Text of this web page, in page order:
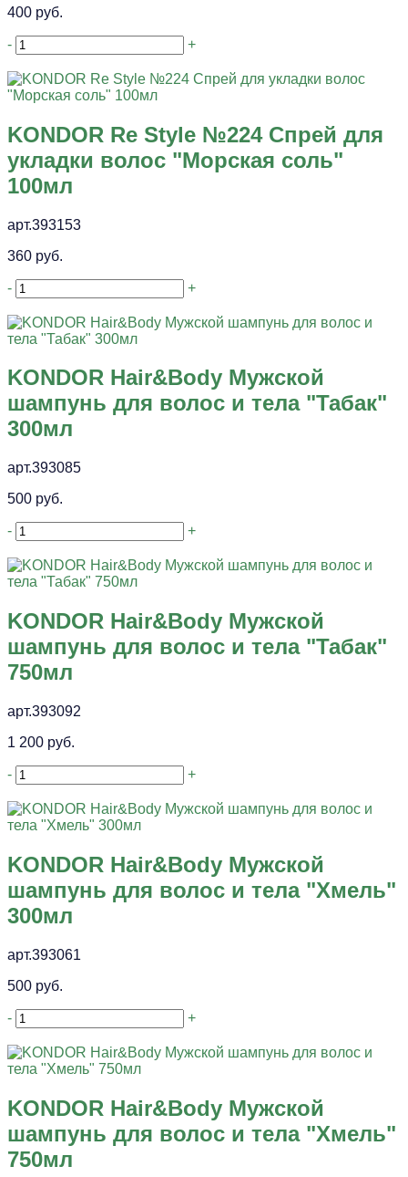
400 руб.
- +
KONDOR Re Style №224 Спрей для
укладки волос "Морская соль"
100мл
арт.393153
360 руб.
- +
KONDOR Hair&Body Мужской
шампунь для волос и тела "Табак"
300мл
арт.393085
500 руб.
- +
KONDOR Hair&Body Мужской
шампунь для волос и тела "Табак"
750мл
арт.393092
1 200 руб.
- +
KONDOR Hair&Body Мужской
шампунь для волос и тела "Хмель"
300мл
арт.393061
500 руб.
- +
KONDOR Hair&Body Мужской
шампунь для волос и тела "Хмель"
750мл